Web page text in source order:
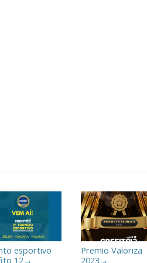
esportivo
12→
Premio Valoriza
2023 →